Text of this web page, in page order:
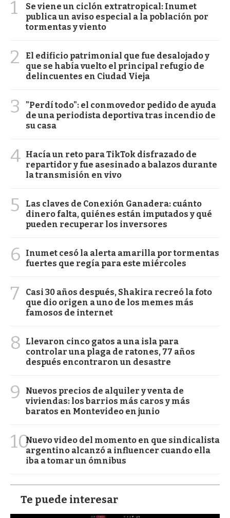
1
Se viene un ciclón extratropical: Inumet
publica un aviso especial a la población por
tormentas y viento
2
El edificio patrimonial que fue desalojado y
que se había vuelto el principal refugio de
delincuentes en Ciudad Vieja
3
"Perdí todo": el conmovedor pedido de ayuda
de una periodista deportiva tras incendio de
su casa
4 Hacía un reto para TikTok disfrazado de
repartidor y fue asesinado a balazos durante
la transmisión en vivo
5
Las claves de Conexión Ganadera: cuánto
dinero falta, quiénes están imputados y qué
pueden recuperar los inversores
6
Inumet cesó la alerta amarilla por tormentas
fuertes que regía para este miércoles
7
Casi 30 años después, Shakira recreó la foto
que dio origen a uno de los memes más
famosos de internet
8
Llevaron cinco gatos a una isla para
controlar una plaga de ratones, 77 años
después encontraron un desastre
9
Nuevos precios de alquiler y venta de
viviendas: los barrios más caros y más
baratos en Montevideo en junio
10Nuevo video del momento en que sindicalista
argentino alcanzó a influencer cuando ella
iba a tomar un ómnibus
Te puede interesar